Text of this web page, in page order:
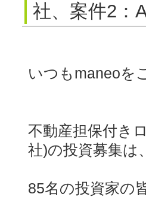
社、案件2：
いつもmaneoを
不動産担保付き
社)の投資募集は
85名の投資家の